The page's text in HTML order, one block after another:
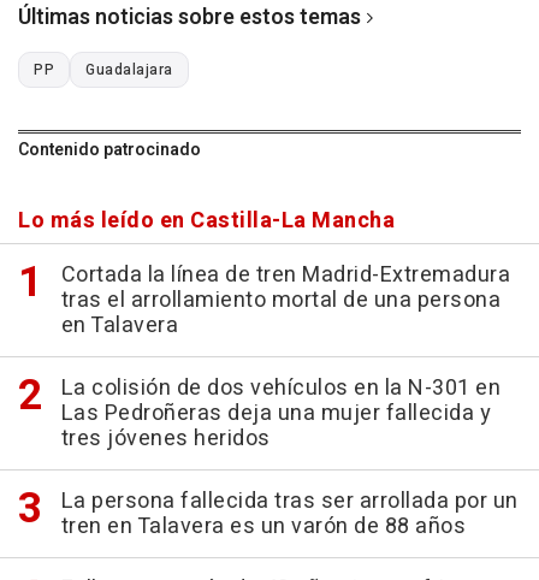
Últimas noticias sobre estos temas
PP Guadalajara
Contenido patrocinado
Lo más leído en Castilla-La Mancha
Cortada la línea de tren Madrid-Extremadura
tras el arrollamiento mortal de una persona
en Talavera
La colisión de dos vehículos en la N-301 en
Las Pedroñeras deja una mujer fallecida y
tres jóvenes heridos
La persona fallecida tras ser arrollada por un
tren en Talavera es un varón de 88 años